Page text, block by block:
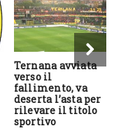
Ternana avviata
verso il
fallimento, va
deserta l’asta per
rilevare il titolo
sportivo